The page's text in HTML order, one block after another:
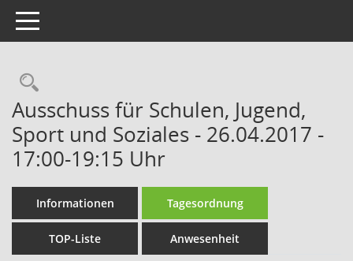
Toggle navigation
Rechercheauswahl
Ausschuss für Schulen, Jugend,
Sport und Soziales - 26.04.2017 -
17:00-19:15 Uhr
Informationen Tagesordnung
TOP-Liste Anwesenheit